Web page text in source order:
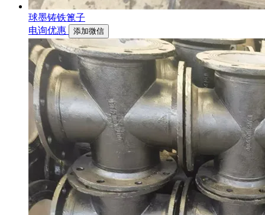
球墨铸铁篦子
电询优惠
添加微信